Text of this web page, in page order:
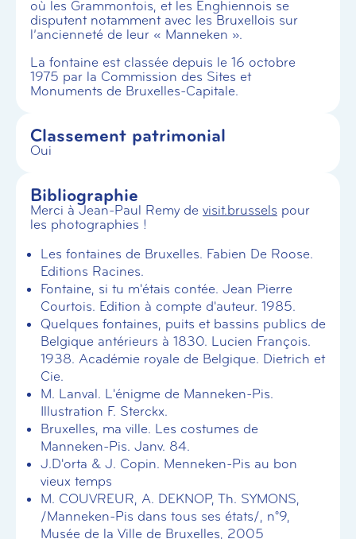
où les Grammontois, et les Enghiennois se
disputent notamment avec les Bruxellois sur
l’ancienneté de leur « Manneken ».
La fontaine est classée depuis le 16 octobre
1975 par la Commission des Sites et
Monuments de Bruxelles-Capitale.
Classement patrimonial
Oui
Bibliographie
Merci à Jean-Paul Remy de visit.brussels pour
les photographies !
Les fontaines de Bruxelles. Fabien De Roose.
Editions Racines.
Fontaine, si tu m'étais contée. Jean Pierre
Courtois. Edition à compte d'auteur. 1985.
Quelques fontaines, puits et bassins publics de
Belgique antérieurs à 1830. Lucien François.
1938. Académie royale de Belgique. Dietrich et
Cie.
M. Lanval. L'énigme de Manneken-Pis.
Illustration F. Sterckx.
Bruxelles, ma ville. Les costumes de
Manneken-Pis. Janv. 84.
J.D'orta & J. Copin. Menneken-Pis au bon
vieux temps
M. COUVREUR, A. DEKNOP, Th. SYMONS,
/Manneken-Pis dans tous ses états/, n°9,
Musée de la Ville de Bruxelles, 2005